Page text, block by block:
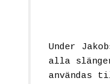
Under
alla
användas